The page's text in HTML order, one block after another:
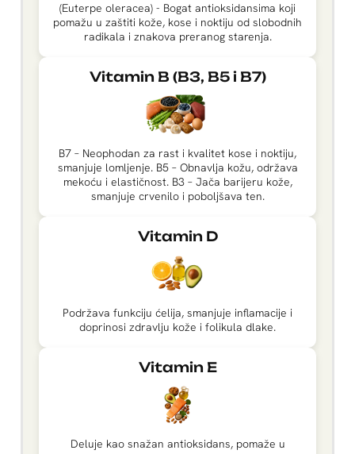
(Euterpe oleracea) - Bogat antioksidansima koji
pomažu u zaštiti kože, kose i noktiju od slobodnih
radikala i znakova preranog starenja.
Vitamin B (B3, B5 i B7)
B7 – Neophodan za rast i kvalitet kose i noktiju,
smanjuje lomljenje. B5 – Obnavlja kožu, održava
mekoću i elastičnost. B3 – Jača barijeru kože,
smanjuje crvenilo i poboljšava ten.
Vitamin D
Podržava funkciju ćelija, smanjuje inflamacije i
doprinosi zdravlju kože i folikula dlake.
Vitamin E
Deluje kao snažan antioksidans, pomaže u